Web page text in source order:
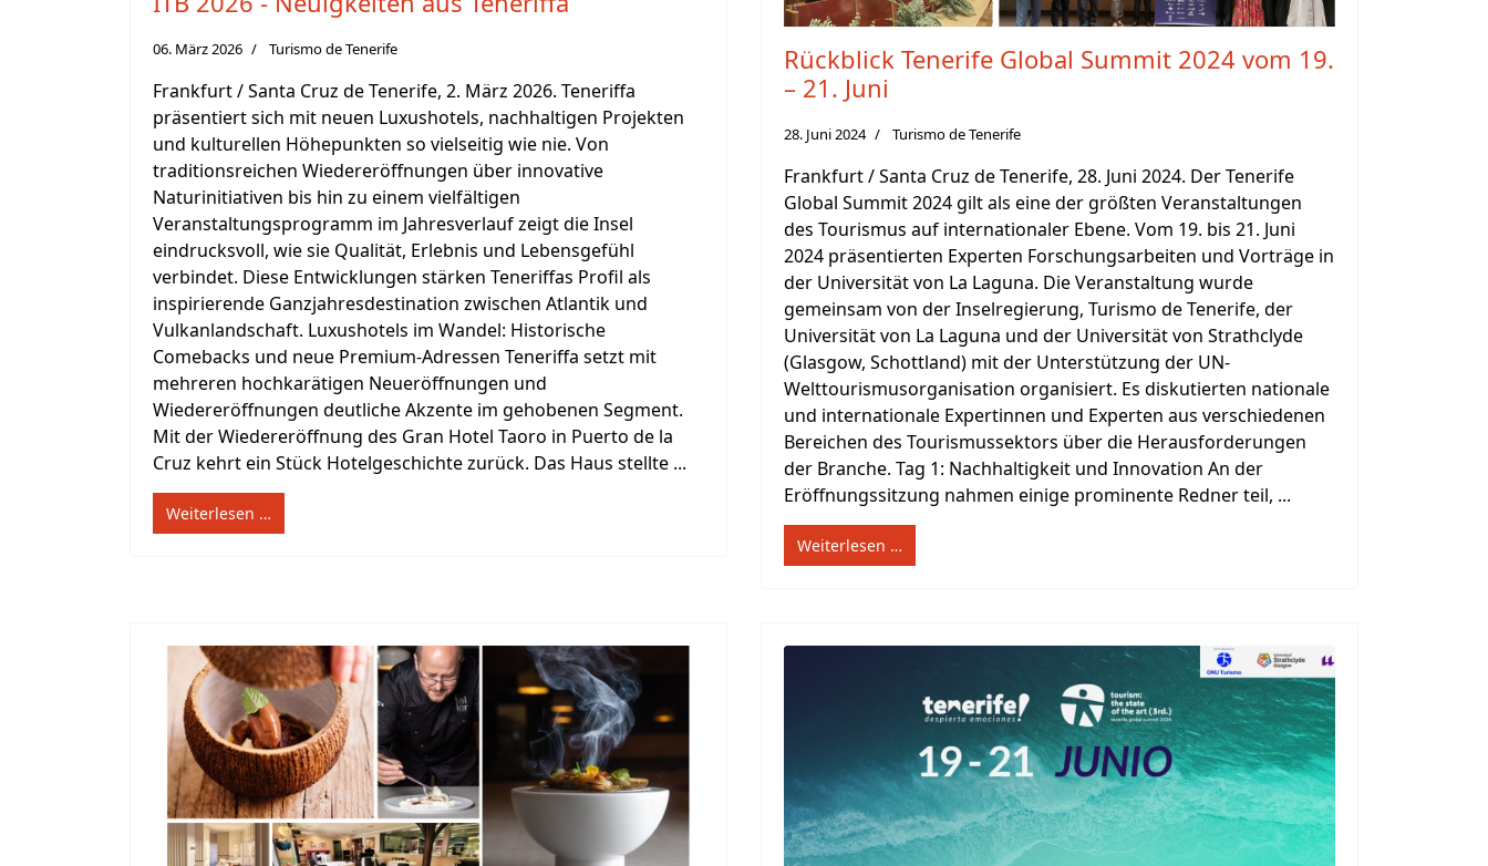
06. März 2026 Turismo de Tenerife
Frankfurt / Santa Cruz de Tenerife, 2. März 2026. Teneriffa
präsentiert sich mit neuen Luxushotels, nachhaltigen Projekten
und kulturellen Höhepunkten so vielseitig wie nie. Von
traditionsreichen Wiedereröffnungen über innovative
Naturinitiativen bis hin zu einem vielfältigen
Veranstaltungsprogramm im Jahresverlauf zeigt die Insel
eindrucksvoll, wie sie Qualität, Erlebnis und Lebensgefühl
verbindet. Diese Entwicklungen stärken Teneriffas Profil als
inspirierende Ganzjahresdestination zwischen Atlantik und
Vulkanlandschaft. Luxushotels im Wandel: Historische
Comebacks und neue Premium-Adressen Teneriffa setzt mit
mehreren hochkarätigen Neueröffnungen und
Wiedereröffnungen deutliche Akzente im gehobenen Segment.
Mit der Wiedereröffnung des Gran Hotel Taoro in Puerto de la
Cruz kehrt ein Stück Hotelgeschichte zurück. Das Haus stellte ...
Weiterlesen …
Rückblick Tenerife Global Summit 2024 vom 19.
– 21. Juni
28. Juni 2024 Turismo de Tenerife
Frankfurt / Santa Cruz de Tenerife, 28. Juni 2024. Der Tenerife
Global Summit 2024 gilt als eine der größten Veranstaltungen
des Tourismus auf internationaler Ebene. Vom 19. bis 21. Juni
2024 präsentierten Experten Forschungsarbeiten und Vorträge in
der Universität von La Laguna. Die Veranstaltung wurde
gemeinsam von der Inselregierung, Turismo de Tenerife, der
Universität von La Laguna und der Universität von Strathclyde
(Glasgow, Schottland) mit der Unterstützung der UN-
Welttourismusorganisation organisiert. Es diskutierten nationale
und internationale Expertinnen und Experten aus verschiedenen
Bereichen des Tourismussektors über die Herausforderungen
der Branche. Tag 1: Nachhaltigkeit und Innovation An der
Eröffnungssitzung nahmen einige prominente Redner teil, ...
Weiterlesen …